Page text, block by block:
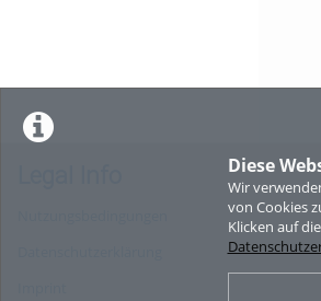
Diese
Wir
von Cookies
Klicken auf